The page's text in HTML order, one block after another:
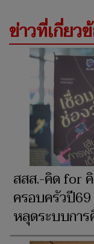
ข่าวที่เกี่ยว
สสส.-คิด for
ครอบครัวปี
หลุดระบบกา